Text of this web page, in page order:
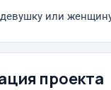
или
проекта